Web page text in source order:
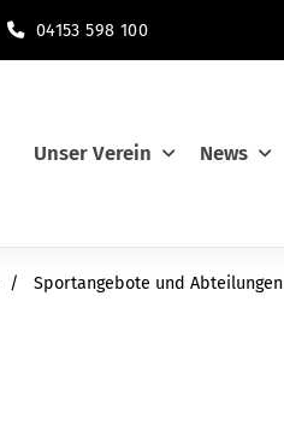
04153 598 100
Unser Verein News
Sportangebote und Abteilungen